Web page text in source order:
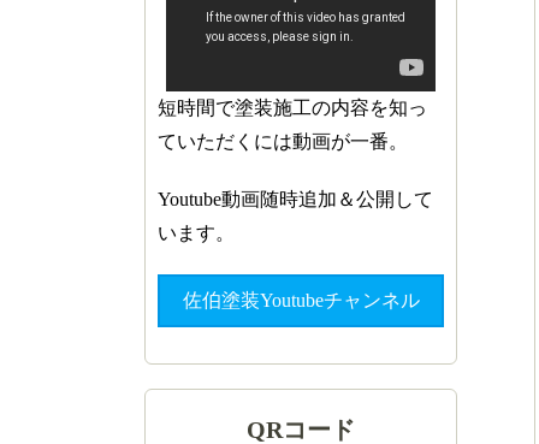
短時間で塗装施工の内容を知っ
ていただくには動画が一番。
Youtube動画随時追加＆公開して
います。
佐伯塗装Youtubeチャンネル
QRコード